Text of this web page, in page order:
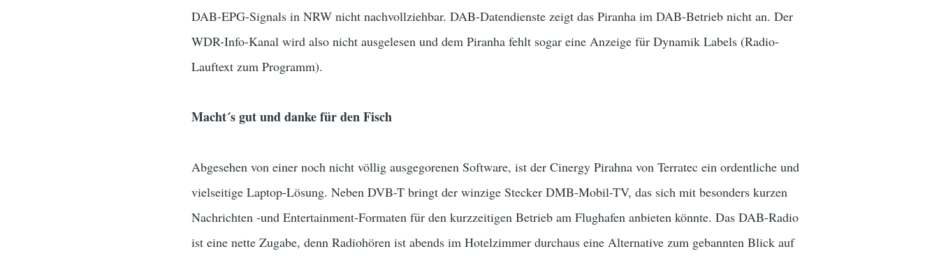
DAB-EPG-Signals in NRW nicht nachvollziehbar. DAB-Datendienste zeigt das Piranha im DAB-Betrieb nicht an. Der
WDR-Info-Kanal wird also nicht ausgelesen und dem Piranha fehlt sogar eine Anzeige für Dynamik Labels (Radio-
Lauftext zum Programm).
Macht´s gut und danke für den Fisch
Abgesehen von einer noch nicht völlig ausgegorenen Software, ist der Cinergy Pirahna von Terratec ein ordentliche und
vielseitige Laptop-Lösung. Neben DVB-T bringt der winzige Stecker DMB-Mobil-TV, das sich mit besonders kurzen
Nachrichten -und Entertainment-Formaten für den kurzzeitigen Betrieb am Flughafen anbieten könnte. Das DAB-Radio
ist eine nette Zugabe, denn Radiohören ist abends im Hotelzimmer durchaus eine Alternative zum gebannten Blick auf